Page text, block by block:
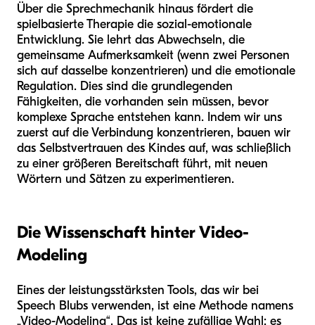
Über die Sprechmechanik hinaus fördert die
spielbasierte Therapie die sozial-emotionale
Entwicklung. Sie lehrt das Abwechseln, die
gemeinsame Aufmerksamkeit (wenn zwei Personen
sich auf dasselbe konzentrieren) und die emotionale
Regulation. Dies sind die grundlegenden
Fähigkeiten, die vorhanden sein müssen, bevor
komplexe Sprache entstehen kann. Indem wir uns
zuerst auf die Verbindung konzentrieren, bauen wir
das Selbstvertrauen des Kindes auf, was schließlich
zu einer größeren Bereitschaft führt, mit neuen
Wörtern und Sätzen zu experimentieren.
Die Wissenschaft hinter Video-
Modeling
Eines der leistungsstärksten Tools, das wir bei
Speech Blubs verwenden, ist eine Methode namens
„Video-Modeling“. Das ist keine zufällige Wahl; es